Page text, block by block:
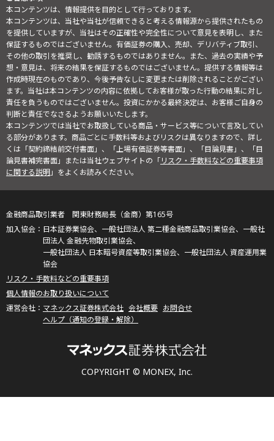
本コンテンツは、情報提供を目的として行っております。
本コンテンツは、当社や当社が信頼できると考える情報源から提供されたもの
を提供していますが、当社はその正確性や完全性について意見を表明し、また
保証するものではございません。有価証券の購入、売却、デリバティブ取引、
その他の取引を推奨し、勧誘するものではありません。また、過去の実績や予
想・意見は、将来の結果を保証するものではございません。提供する情報等は
作成時現在のものであり、今後予告なしに変更または削除されることがござい
ます。当社は本コンテンツの内容に依拠してお客様が取った行動の結果に対し
責任を負うものではございません。投資にかかる最終決定は、お客様ご自身の
判断と責任でなさるようお願いいたします。
本コンテンツでは当社でお取扱している商品・サービス等について言及してい
る部分があります。商品ごとに手数料等およびリスクは異なりますので、詳し
くは「契約締結前交付書面」、「上場有価証券等書面」、「目論見書」、「目
論見書補完書面」または当社ウェブサイトの「リスク・手数料などの重要事項
に関する説明」をよくお読みください。
COPYRIGHT © MONEX, Inc.
金融商品取引業者 関東財務局長（金商）第165号
日本証券業協会、一般社団法人 第二種金融商品取引業協会、一般社
団法人 金融先物取引業協会、
一般社団法人 日本暗号資産等取引業協会、一般社団法人 資産運用業
協会
リスク・手数料などの重要事項
個人情報のお取り扱いについて
マネックス証券株式会社 会社概要 お問合せ
ヘルプ（通知の登録・解除）